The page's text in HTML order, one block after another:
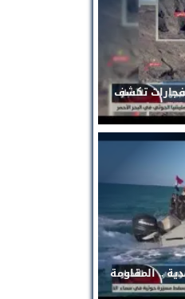
تكشف
.. المقاومة